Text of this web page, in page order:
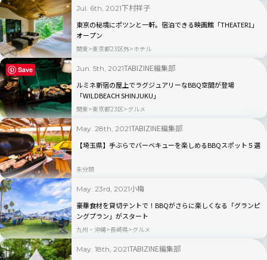
Jul. 6th, 2021下村祥子
東京の秘境にポツンと一軒。宿泊できる映画館「THEATER1」
オープン
関東 東京都23区外 ホテル
Jun. 5th, 2021TABIZINE編集部
ルミネ新宿の屋上でラグジュアリーなBBQ空間が登場
「WILDBEACH SHINJUKU」
関東 東京都23区 グルメ
May. 28th, 2021TABIZINE編集部
【埼玉県】手ぶらでバーベキューを楽しめるBBQスポット５選
未分類
May. 23rd, 2021小梅
豪華食材を貸切テントで！BBQがさらに楽しくなる「グランピ
ングプラン」がスタート
九州・沖縄 長崎県 グルメ
May. 18th, 2021TABIZINE編集部
Save